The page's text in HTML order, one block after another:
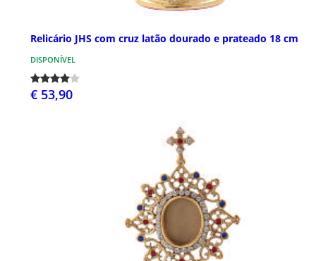
Relicário JHS com cruz latão dourado e prateado 18 cm
DISPONÍVEL
€ 53,90